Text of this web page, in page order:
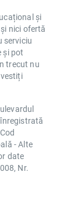
și
nici ofertă
serviciu
și pot
trecut nu
- Alte
date
Nr.